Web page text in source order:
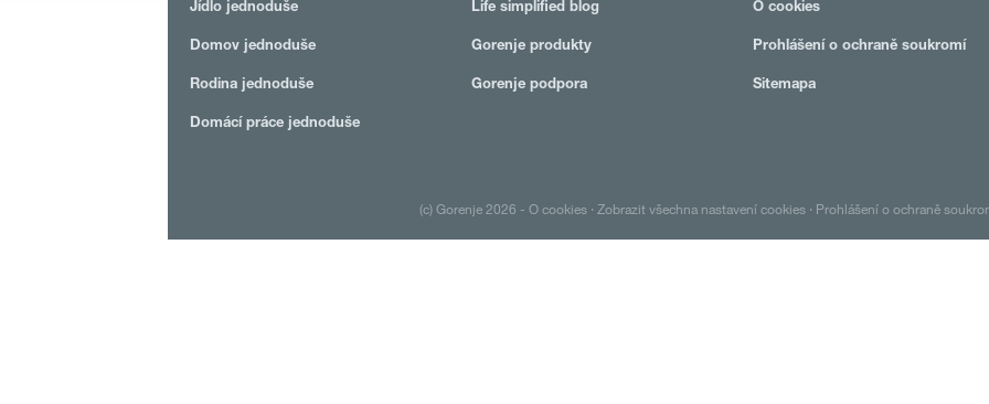
Jídlo jednoduše
Domov jednoduše
Rodina jednoduše
Domácí práce jednoduše
Life simplified blog
Gorenje produkty
Gorenje podpora
O cookies
Prohlášení o ochraně soukromí
Sitemapa
(c) Gorenje 2026 - O cookies · Zobrazit všechna nastavení cookies · Prohlášení o ochraně